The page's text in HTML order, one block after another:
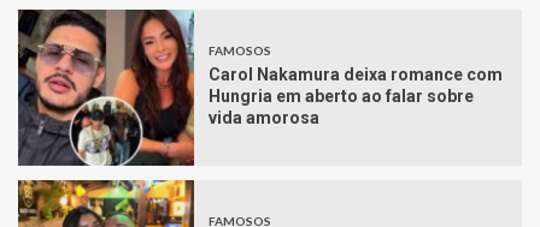
FAMOSOS
Carol Nakamura deixa romance com
Hungria em aberto ao falar sobre
vida amorosa
FAMOSOS